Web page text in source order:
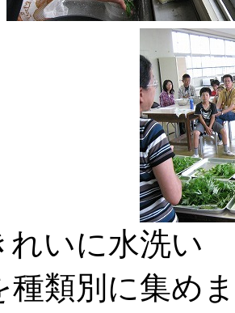
きれいに
を種類別